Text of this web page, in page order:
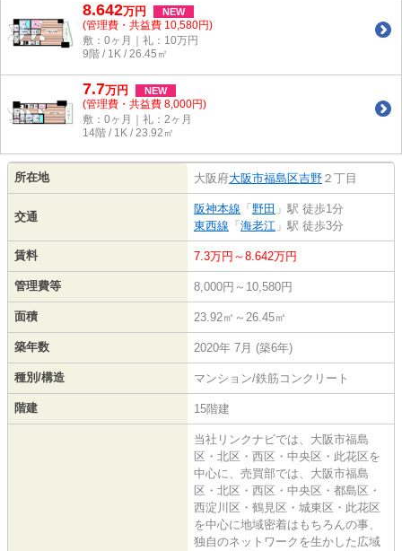
8.642万円 NEW
(管理費・共益費 10,580円)
敷：0ヶ月｜礼：10万円
9階 / 1K / 26.45㎡
7.7万円 NEW
(管理費・共益費 8,000円)
敷：0ヶ月｜礼：2ヶ月
14階 / 1K / 23.92㎡
所在地 大阪府大阪市福島区吉野 ２丁目
交通
阪神本線 「 野田 」駅 徒歩1分
東西線 「 海老江 」駅 徒歩3分
賃料 7.3万円～8.642万円
管理費等 8,000円～10,580円
面積 23.92㎡～26.45㎡
築年数 2020年 7月 (築6年)
種別/構造 マンション/鉄筋コンクリート
階建 15階建
当社リンクナビでは、大阪市福島
区・北区・西区・中央区・此花区を
中心に、売買部では、大阪市福島
区・北区・西区・中央区・都島区・
西淀川区・鶴見区・城東区・此花区
を中心に地域密着はもちろんの事、
独自のネットワークを生かした広域